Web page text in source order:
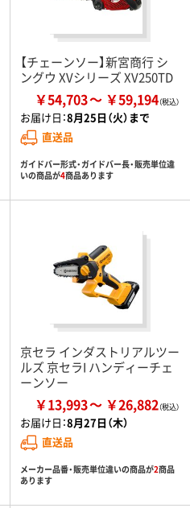
【チェーンソー】新宮商行 シ
ングウ XVシリーズ XV250TD
￥54,703 ￥59,194
お届け日：8月25日（火）まで
直送品
ガイドバー形式・ガイドバー長・販売単位違
いの商品が4商品あります
京セラ インダストリアルツー
ルズ 京セラI ハンディーチェ
ーンソー
￥13,993 ￥26,882
お届け日：8月27日（木）
直送品
メーカー品番・販売単位違いの商品が2商品
あります